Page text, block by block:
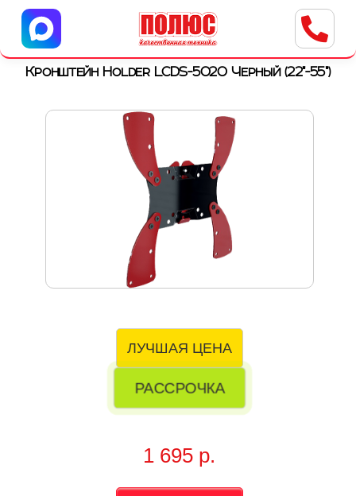
Центр бытовой техники
г. Ульяновск, ул. Пушкарева, 8a
Кронштейн Holder LCDS-5020 Черный (22"-55")
ЛУЧШАЯ ЦЕНА
РАССРОЧКА
1 695 р.